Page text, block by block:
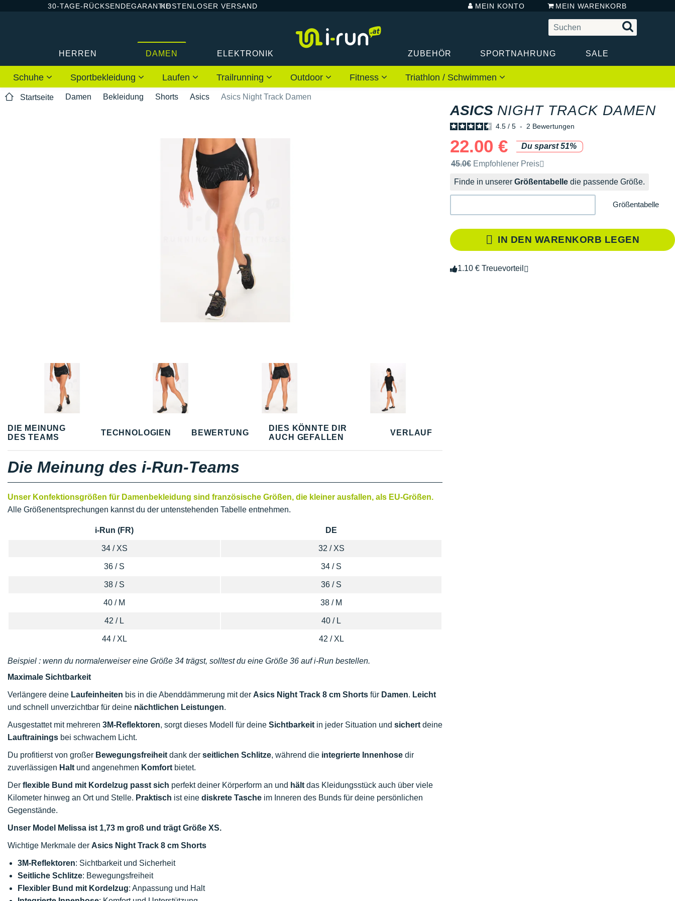
30-TAGE-RÜCKSENDEGARANTIEKOSTENLOSER VERSAND MEIN KONTO MEIN WARENKORB
HERREN DAMEN ELEKTRONIK ZUBEHÖR SPORTNAHRUNG SALE
Schuhe Sportbekleidung Laufen Trailrunning Outdoor Fitness Triathlon / Schwimmen
Startseite Damen Bekleidung Shorts Asics Asics Night Track Damen
ASICS NIGHT TRACK DAMEN
4.5 / 5 - 2 Bewertungen
22.00 €
Du sparst 51%
Unverbindliche Preisempfehlung der Marke
45.0€ Empfohlener Preis
Finde in unserer Größentabelle die passende Größe.
Größentabelle
IN DEN WARENKORB LEGEN
1.10 € Treuevorteil
DIE MEINUNG
DES TEAMS
TECHNOLOGIEN BEWERTUNG
DIES KÖNNTE DIR
AUCH GEFALLEN
VERLAUF
Die Meinung des i-Run-Teams
Unser Konfektionsgrößen für Damenbekleidung sind französische Größen, die kleiner ausfallen, als EU-Größen.
Alle Größenentsprechungen kannst du der untenstehenden Tabelle entnehmen.
i-Run (FR) DE
34 / XS 32 / XS
36 / S 34 / S
38 / S 36 / S
40 / M 38 / M
42 / L 40 / L
44 / XL 42 / XL
Beispiel : wenn du normalerweiser eine Größe 34 trägst, solltest du eine Größe 36 auf i-Run bestellen.
Maximale Sichtbarkeit
Verlängere deine Laufeinheiten bis in die Abenddämmerung mit der Asics Night Track 8 cm Shorts für Damen. Leicht
und schnell unverzichtbar für deine nächtlichen Leistungen.
Ausgestattet mit mehreren 3M-Reflektoren, sorgt dieses Modell für deine Sichtbarkeit in jeder Situation und sichert deine
Lauftrainings bei schwachem Licht.
Du profitierst von großer Bewegungsfreiheit dank der seitlichen Schlitze, während die integrierte Innenhose dir
zuverlässigen Halt und angenehmen Komfort bietet.
Der flexible Bund mit Kordelzug passt sich perfekt deiner Körperform an und hält das Kleidungsstück auch über viele
Kilometer hinweg an Ort und Stelle. Praktisch ist eine diskrete Tasche im Inneren des Bunds für deine persönlichen
Gegenstände.
Unser Model Melissa ist 1,73 m groß und trägt Größe XS.
Wichtige Merkmale der Asics Night Track 8 cm Shorts
3M-Reflektoren: Sichtbarkeit und Sicherheit
Seitliche Schlitze: Bewegungsfreiheit
Flexibler Bund mit Kordelzug: Anpassung und Halt